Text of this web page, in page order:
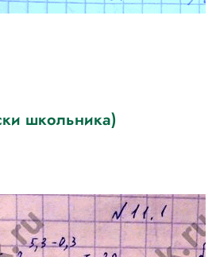
школьника)